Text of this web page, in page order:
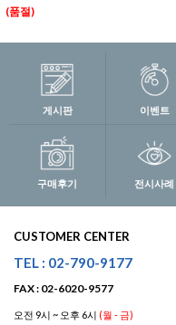
(품절)
게시판 이벤트
구매후기 전시사례
CUSTOMER CENTER
TEL : 02-790-9177
FAX : 02-6020-9577
오전 9시 ~ 오후 6시 (월 - 금)